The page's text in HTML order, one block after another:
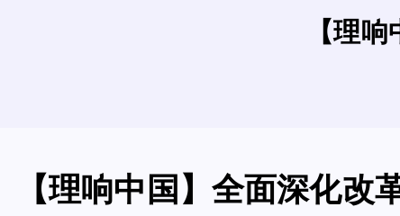
【理
【理响中国】全面深化改